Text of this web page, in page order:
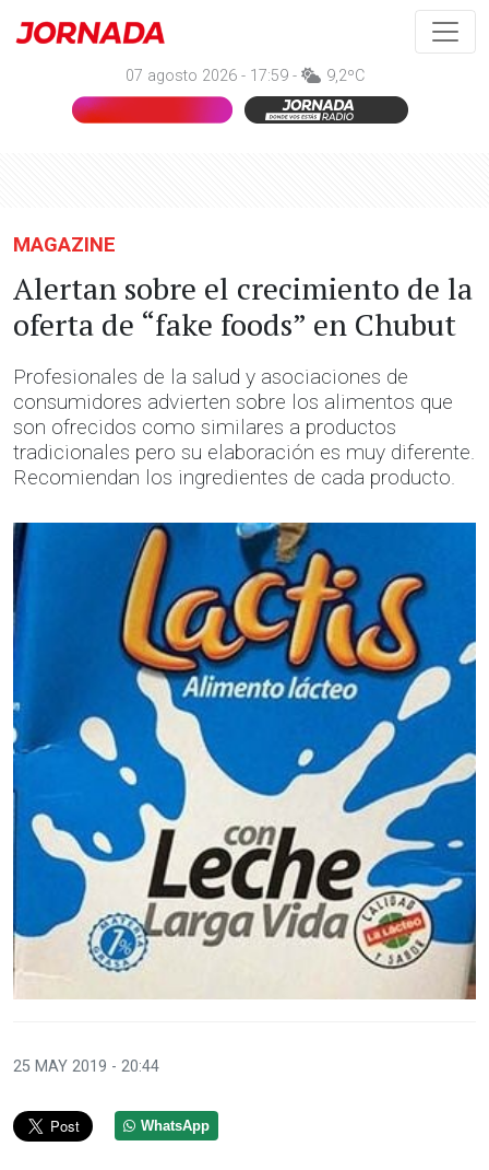
07 agosto 2026 - 17:59 - 9,2ºC
MAGAZINE
Alertan sobre el crecimiento de la
oferta de “fake foods” en Chubut
Profesionales de la salud y asociaciones de
consumidores advierten sobre los alimentos que
son ofrecidos como similares a productos
tradicionales pero su elaboración es muy diferente.
Recomiendan los ingredientes de cada producto.
25 MAY 2019 - 20:44
WhatsApp